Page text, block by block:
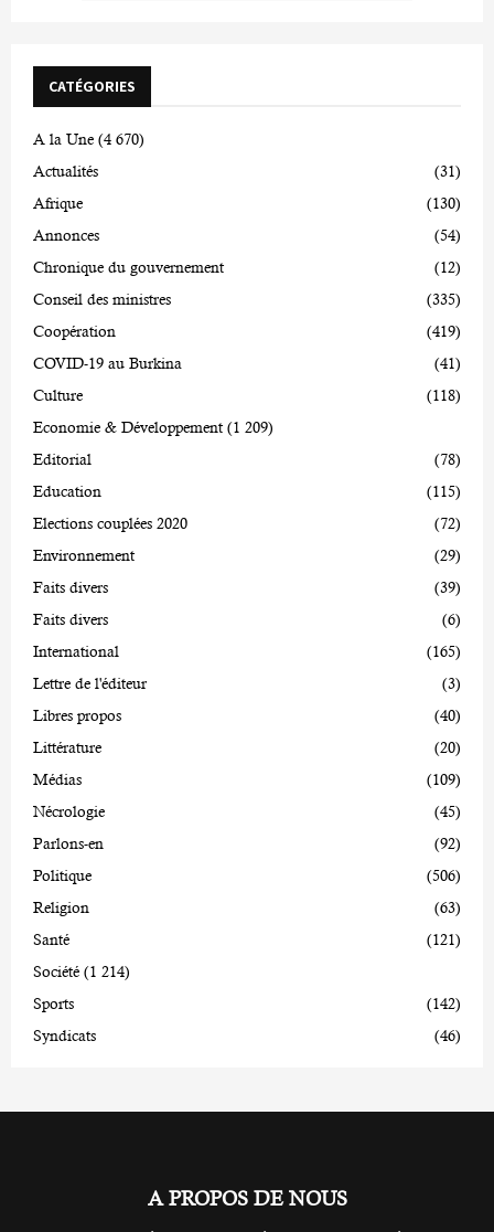
CATÉGORIES
A la Une (4 670)
Actualités
(31)
Afrique
(130)
Annonces
(54)
Chronique du gouvernement
(12)
Conseil des ministres
(335)
Coopération
(419)
COVID-19 au Burkina
(41)
Culture
(118)
Economie & Développement (1 209)
Editorial
(78)
Education
(115)
Elections couplées 2020
(72)
Environnement
(29)
Faits divers
(39)
Faits divers
(6)
International
(165)
Lettre de l'éditeur
(3)
Libres propos
(40)
Littérature
(20)
Médias
(109)
Nécrologie
(45)
Parlons-en
(92)
Politique
(506)
Religion
(63)
Santé
(121)
Société (1 214)
Sports
(142)
Syndicats
(46)
A PROPOS DE NOUS